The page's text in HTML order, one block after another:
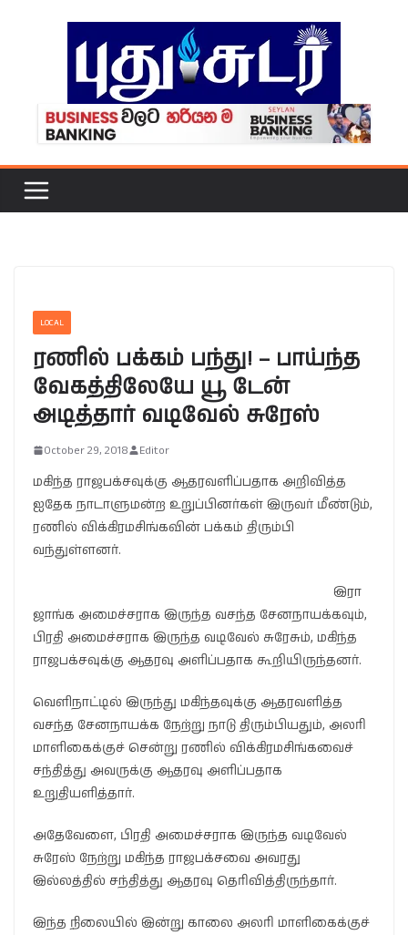
LOCAL
ரணில் பக்கம் பந்து! – பாய்ந்த
வேகத்திலேயே யூ டேன்
அடித்தார் வடிவேல் சுரேஸ்
October 29, 2018 Editor
மகிந்த ராஜபக்சவுக்கு ஆதரவளிப்பதாக அறிவித்த
ஐதேக நாடாளுமன்ற உறுப்பினர்கள் இருவர் மீண்டும்,
ரணில் விக்கிரமசிங்கவின் பக்கம் திரும்பி
வந்துள்ளனர்.
இரா
ஜாங்க அமைச்சராக இருந்த வசந்த சேனநாயக்கவும்,
பிரதி அமைச்சராக இருந்த வடிவேல் சுரேசும், மகிந்த
ராஜபக்சவுக்கு ஆதரவு அளிப்பதாக கூறியிருந்தனர்.
வெளிநாட்டில் இருந்து மகிந்தவுக்கு ஆதரவளித்த
வசந்த சேனநாயக்க நேற்று நாடு திரும்பியதும், அலரி
மாளிகைக்குச் சென்று ரணில் விக்கிரமசிங்கவைச்
சந்தித்து அவருக்கு ஆதரவு அளிப்பதாக
உறுதியளித்தார்.
அதேவேளை, பிரதி அமைச்சராக இருந்த வடிவேல்
சுரேஸ் நேற்று மகிந்த ராஜபக்சவை அவரது
இல்லத்தில் சந்தித்து ஆதரவு தெரிவித்திருந்தார்.
இந்த நிலையில் இன்று காலை அலரி மாளிகைக்குச்